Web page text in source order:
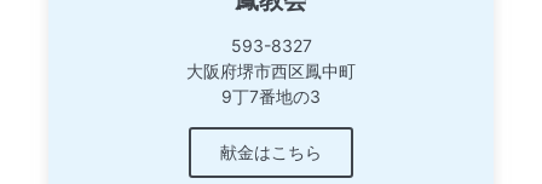
593-8327
大阪府堺市西区鳳中町
9丁7番地の3
献金はこちら